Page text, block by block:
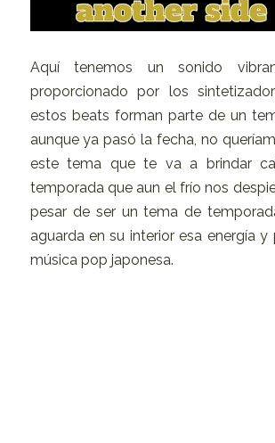
Aquí tenemos un sonido
proporcionado por los
estos beats forman parte de un
aunque ya pasó la fecha, no
este tema que te va a brindar
temporada que aun el frío nos
pesar de ser un tema de
aguarda en su interior esa energía
música pop japonesa.